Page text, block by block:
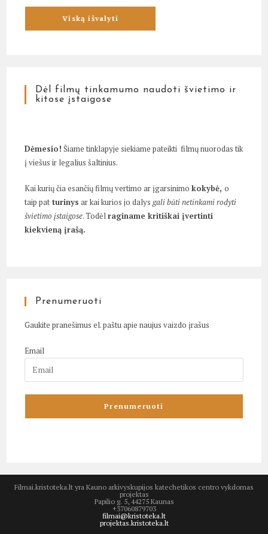
Dėl filmų tinkamumo naudoti švietimo ir
kitose įstaigose
Dėmesio! Šiame tinklapyje siekiame pateikti filmų nuorodas tik
į viešus ir legalius šaltinius.
Kai kurių čia esančių filmų vertimo ar įgarsinimokokybė,o
taip pat turinys ar kai kurios jo dalys gali būti netinkami rodyti
švietimo įstaigose. Todėlraginame kritiškai įvertinti
kiekvieną įrašą.
Prenumeruoti
Gaukite pranešimus el. paštu apie naujus vaizdo įrašus
Email
Filmai.kristoteka.lt yra Kauno arkivyskupijos katechetikos centro vykdomas
projektas
Papilio g. 5, 44275 Kaunas
+37060879703
filmai@kristoteka.lt
projektas.kristoteka.lt